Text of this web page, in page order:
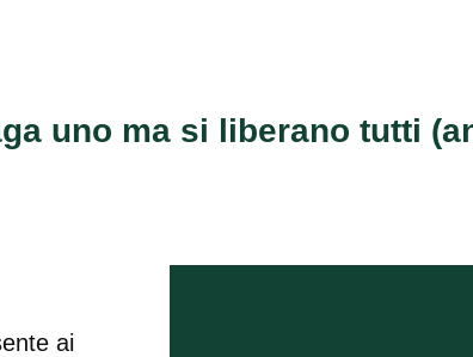
uno ma si liberano tutti
ai